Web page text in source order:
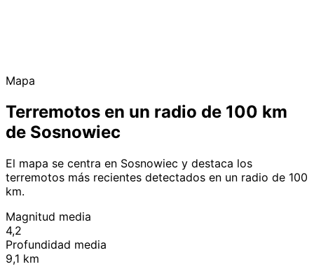
Mapa
Terremotos en un radio de 100 km
de Sosnowiec
El mapa se centra en Sosnowiec y destaca los
terremotos más recientes detectados en un radio de 100
km.
Magnitud media
4,2
Profundidad media
9,1 km